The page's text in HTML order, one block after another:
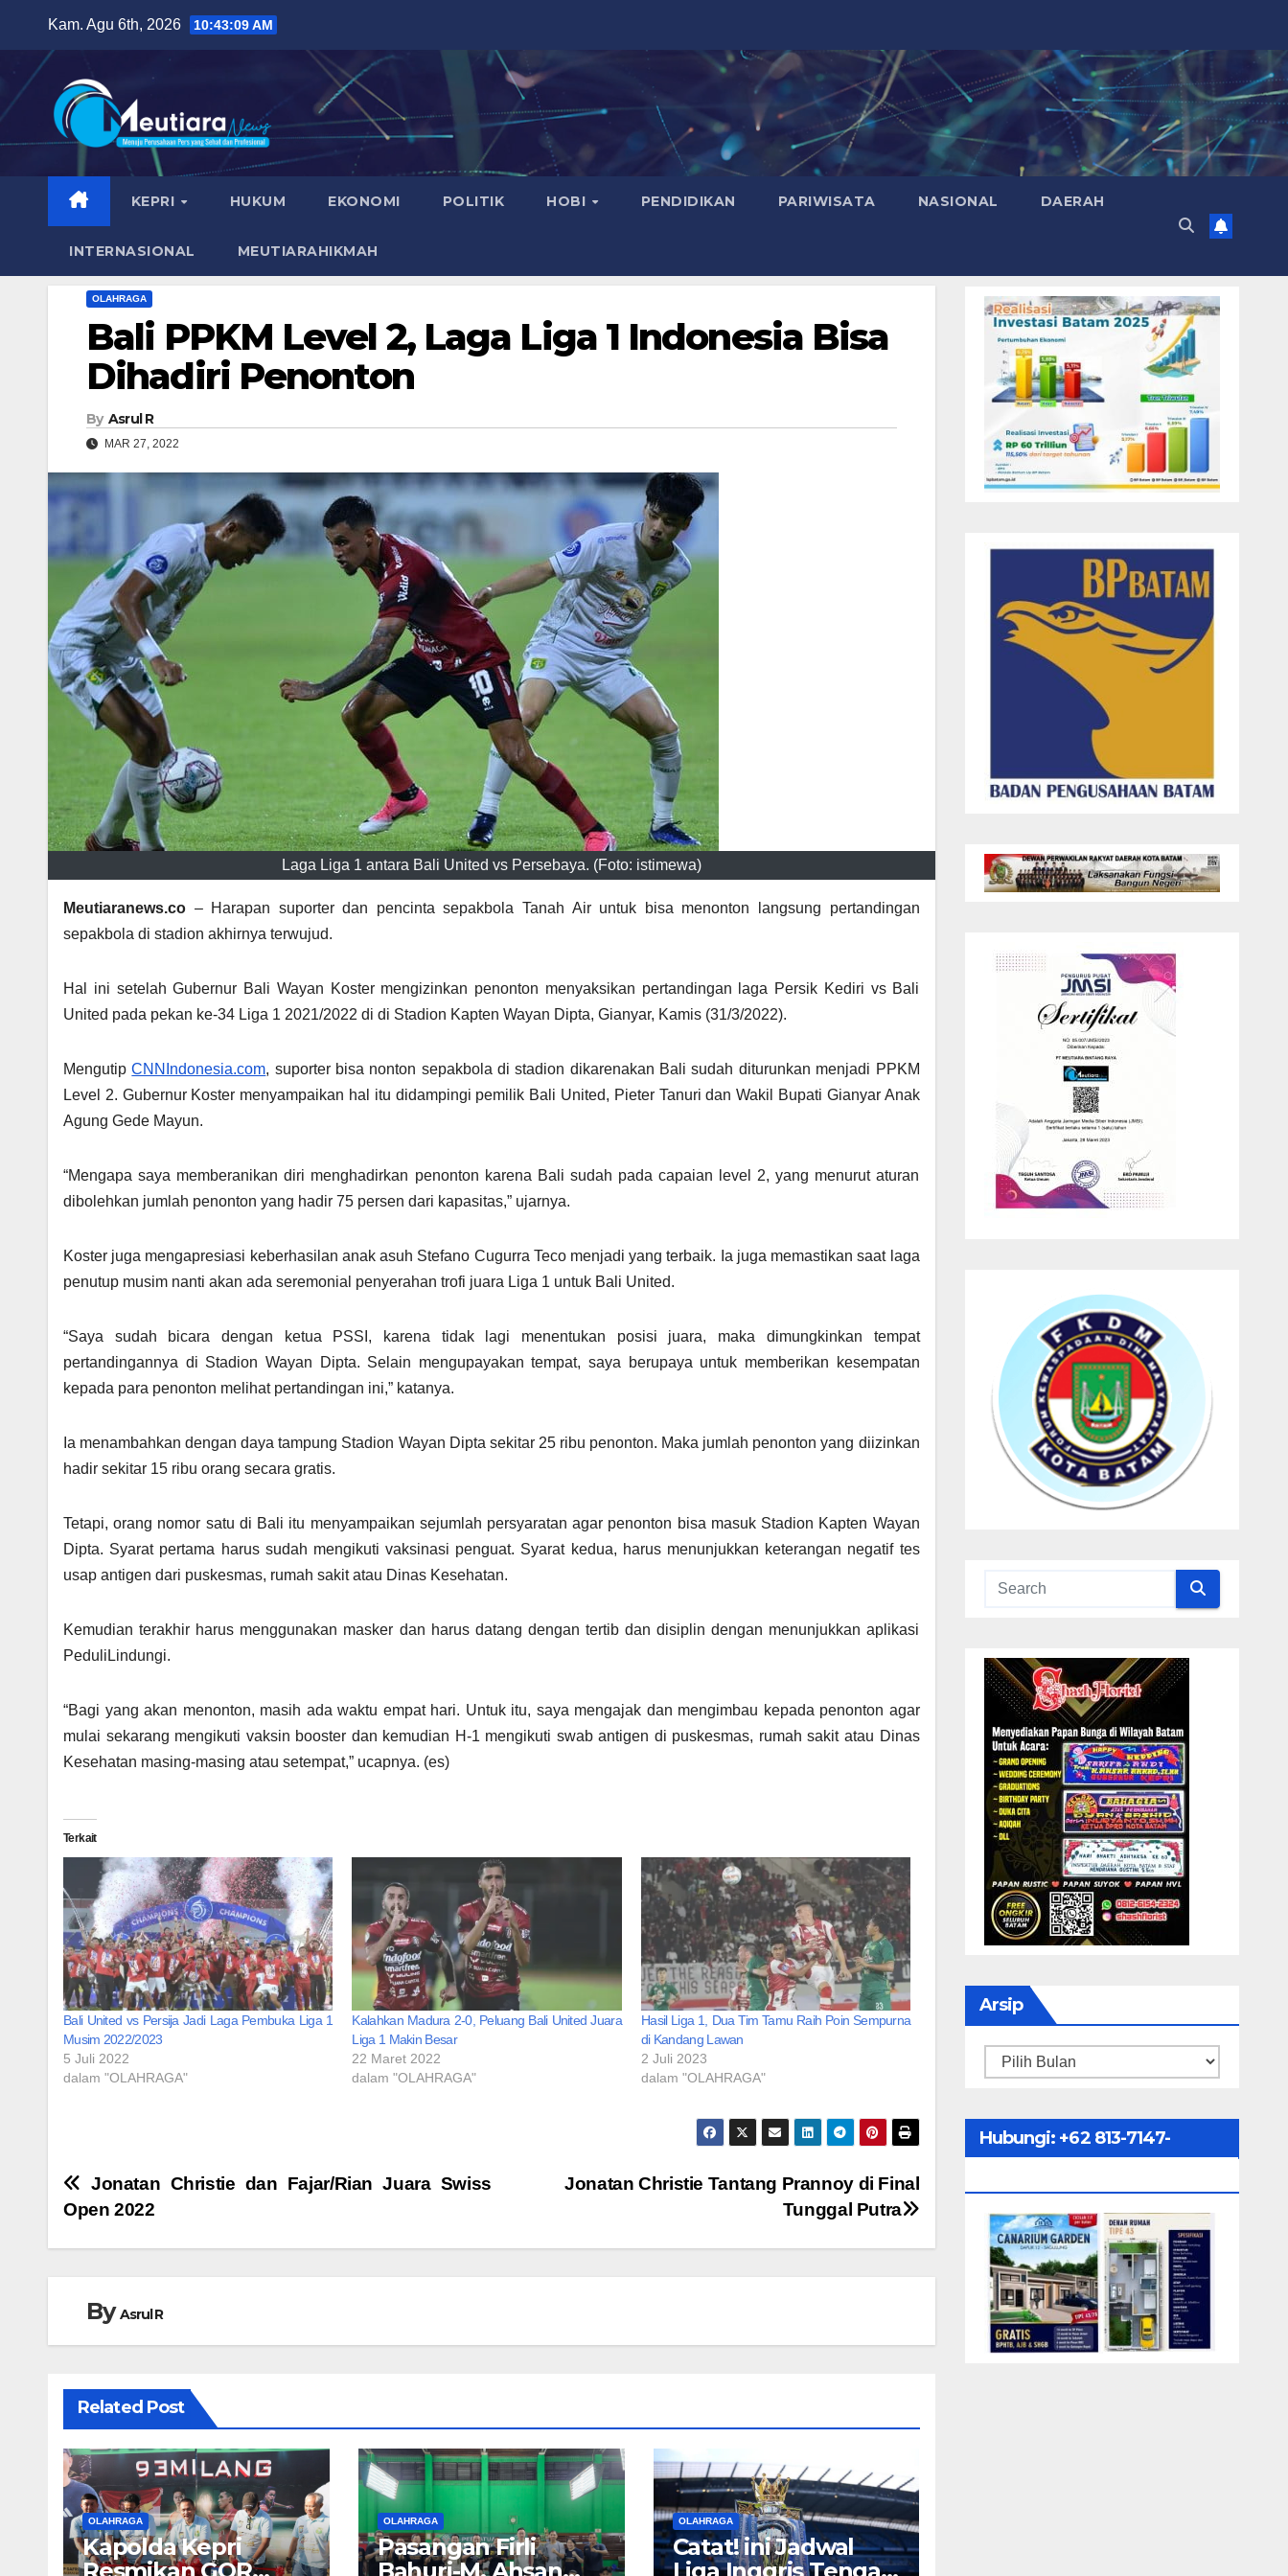
content
Kam. Agu 6th, 2026 10:43:10 AM
KEPRI HUKUM EKONOMI POLITIK HOBI PENDIDIKAN PARIWISATA NASIONAL DAERAH
INTERNASIONAL MEUTIARAHIKMAH
OLAHRAGA
Bali PPKM Level 2, Laga Liga 1 Indonesia Bisa
Dihadiri Penonton
By Asrul R
MAR 27, 2022
Laga Liga 1 antara Bali United vs Persebaya. (Foto: istimewa)
Meutiaranews.co – Harapan suporter dan pencinta sepakbola Tanah Air untuk bisa menonton langsung pertandingan
sepakbola di stadion akhirnya terwujud.
Hal ini setelah Gubernur Bali Wayan Koster mengizinkan penonton menyaksikan pertandingan laga Persik Kediri vs Bali
United pada pekan ke-34 Liga 1 2021/2022 di di Stadion Kapten Wayan Dipta, Gianyar, Kamis (31/3/2022).
MengutipCNNIndonesia.com, suporter bisa nonton sepakbola di stadion dikarenakan Bali sudah diturunkan menjadi PPKM
Level 2. Gubernur Koster menyampaikan hal itu didampingi pemilik Bali United, Pieter Tanuri dan Wakil Bupati Gianyar Anak
Agung Gede Mayun.
“Mengapa saya memberanikan diri menghadirkan penonton karena Bali sudah pada capaian level 2, yang menurut aturan
dibolehkan jumlah penonton yang hadir 75 persen dari kapasitas,” ujarnya.
Koster juga mengapresiasi keberhasilan anak asuh Stefano Cugurra Teco menjadi yang terbaik. Ia juga memastikan saat laga
penutup musim nanti akan ada seremonial penyerahan trofi juara Liga 1 untuk Bali United.
“Saya sudah bicara dengan ketua PSSI, karena tidak lagi menentukan posisi juara, maka dimungkinkan tempat
pertandingannya di Stadion Wayan Dipta. Selain mengupayakan tempat, saya berupaya untuk memberikan kesempatan
kepada para penonton melihat pertandingan ini,” katanya.
Ia menambahkan dengan daya tampung Stadion Wayan Dipta sekitar 25 ribu penonton. Maka jumlah penonton yang diizinkan
hadir sekitar 15 ribu orang secara gratis.
Tetapi, orang nomor satu di Bali itu menyampaikan sejumlah persyaratan agar penonton bisa masuk Stadion Kapten Wayan
Dipta. Syarat pertama harus sudah mengikuti vaksinasi penguat. Syarat kedua, harus menunjukkan keterangan negatif tes
usap antigen dari puskesmas, rumah sakit atau Dinas Kesehatan.
Kemudian terakhir harus menggunakan masker dan harus datang dengan tertib dan disiplin dengan menunjukkan aplikasi
PeduliLindungi.
“Bagi yang akan menonton, masih ada waktu empat hari. Untuk itu, saya mengajak dan mengimbau kepada penonton agar
mulai sekarang mengikuti vaksin booster dan kemudian H-1 mengikuti swab antigen di puskesmas, rumah sakit atau Dinas
Kesehatan masing-masing atau setempat,” ucapnya. (es)
Terkait
Bali United vs Persija Jadi Laga Pembuka Liga 1
Musim 2022/2023
5 Juli 2022
dalam "OLAHRAGA"
Kalahkan Madura 2-0, Peluang Bali United Juara
Liga 1 Makin Besar
22 Maret 2022
dalam "OLAHRAGA"
Hasil Liga 1, Dua Tim Tamu Raih Poin Sempurna
di Kandang Lawan
2 Juli 2023
dalam "OLAHRAGA"
Navigasi
pos
Jonatan Christie Tantang Prannoy di Final
Tunggal Putra
Jonatan Christie dan Fajar/Rian Juara Swiss
Open 2022
ByAsrul R
Related Post
OLAHRAGA
Kapolda Kepri
OLAHRAGA
Pasangan Firli
OLAHRAGA
Catat! ini Jadwal
Arsip
Arsip
Hubungi: ‪+62 813-7147-